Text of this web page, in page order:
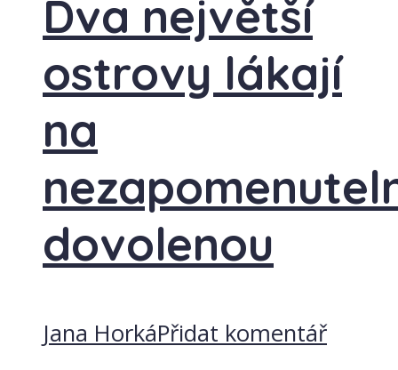
Dva největší
ostrovy lákají
na
dovolenou
Jana HorkáPřidat komentář